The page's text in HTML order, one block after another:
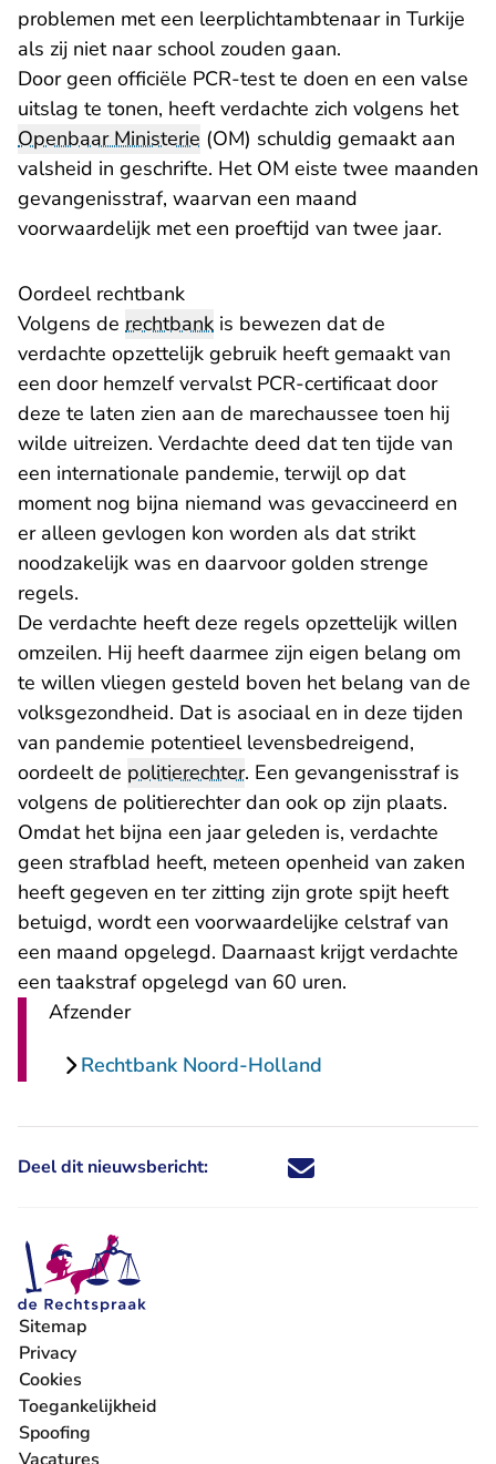
problemen met een leerplichtambtenaar in Turkije
als zij niet naar school zouden gaan.
Door geen officiële PCR-test te doen en een valse
uitslag te tonen, heeft verdachte zich volgens het
Openbaar Ministerie (OM) schuldig gemaakt aan
valsheid in geschrifte. Het OM eiste twee maanden
gevangenisstraf, waarvan een maand
voorwaardelijk met een proeftijd van twee jaar.
Oordeel rechtbank
Volgens de rechtbank is bewezen dat de
verdachte opzettelijk gebruik heeft gemaakt van
een door hemzelf vervalst PCR-certificaat door
deze te laten zien aan de marechaussee toen hij
wilde uitreizen. Verdachte deed dat ten tijde van
een internationale pandemie, terwijl op dat
moment nog bijna niemand was gevaccineerd en
er alleen gevlogen kon worden als dat strikt
noodzakelijk was en daarvoor golden strenge
regels.
De verdachte heeft deze regels opzettelijk willen
omzeilen. Hij heeft daarmee zijn eigen belang om
te willen vliegen gesteld boven het belang van de
volksgezondheid. Dat is asociaal en in deze tijden
van pandemie potentieel levensbedreigend,
oordeelt de politierechter. Een gevangenisstraf is
volgens de politierechter dan ook op zijn plaats.
Omdat het bijna een jaar geleden is, verdachte
geen strafblad heeft, meteen openheid van zaken
heeft gegeven en ter zitting zijn grote spijt heeft
betuigd, wordt een voorwaardelijke celstraf van
een maand opgelegd. Daarnaast krijgt verdachte
een taakstraf opgelegd van 60 uren.
Afzender
Rechtbank Noord-Holland
Deel dit nieuwsbericht: Deel dit nieuwsbericht via X -
Deel dit nieuwsbericht via
Deel dit nieuwsbericht
Deel dit
Sitemap
Privacy
Cookies
Toegankelijkheid
Spoofing